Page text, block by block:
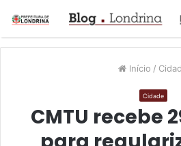
Início /
Cidade
CMTU recebe